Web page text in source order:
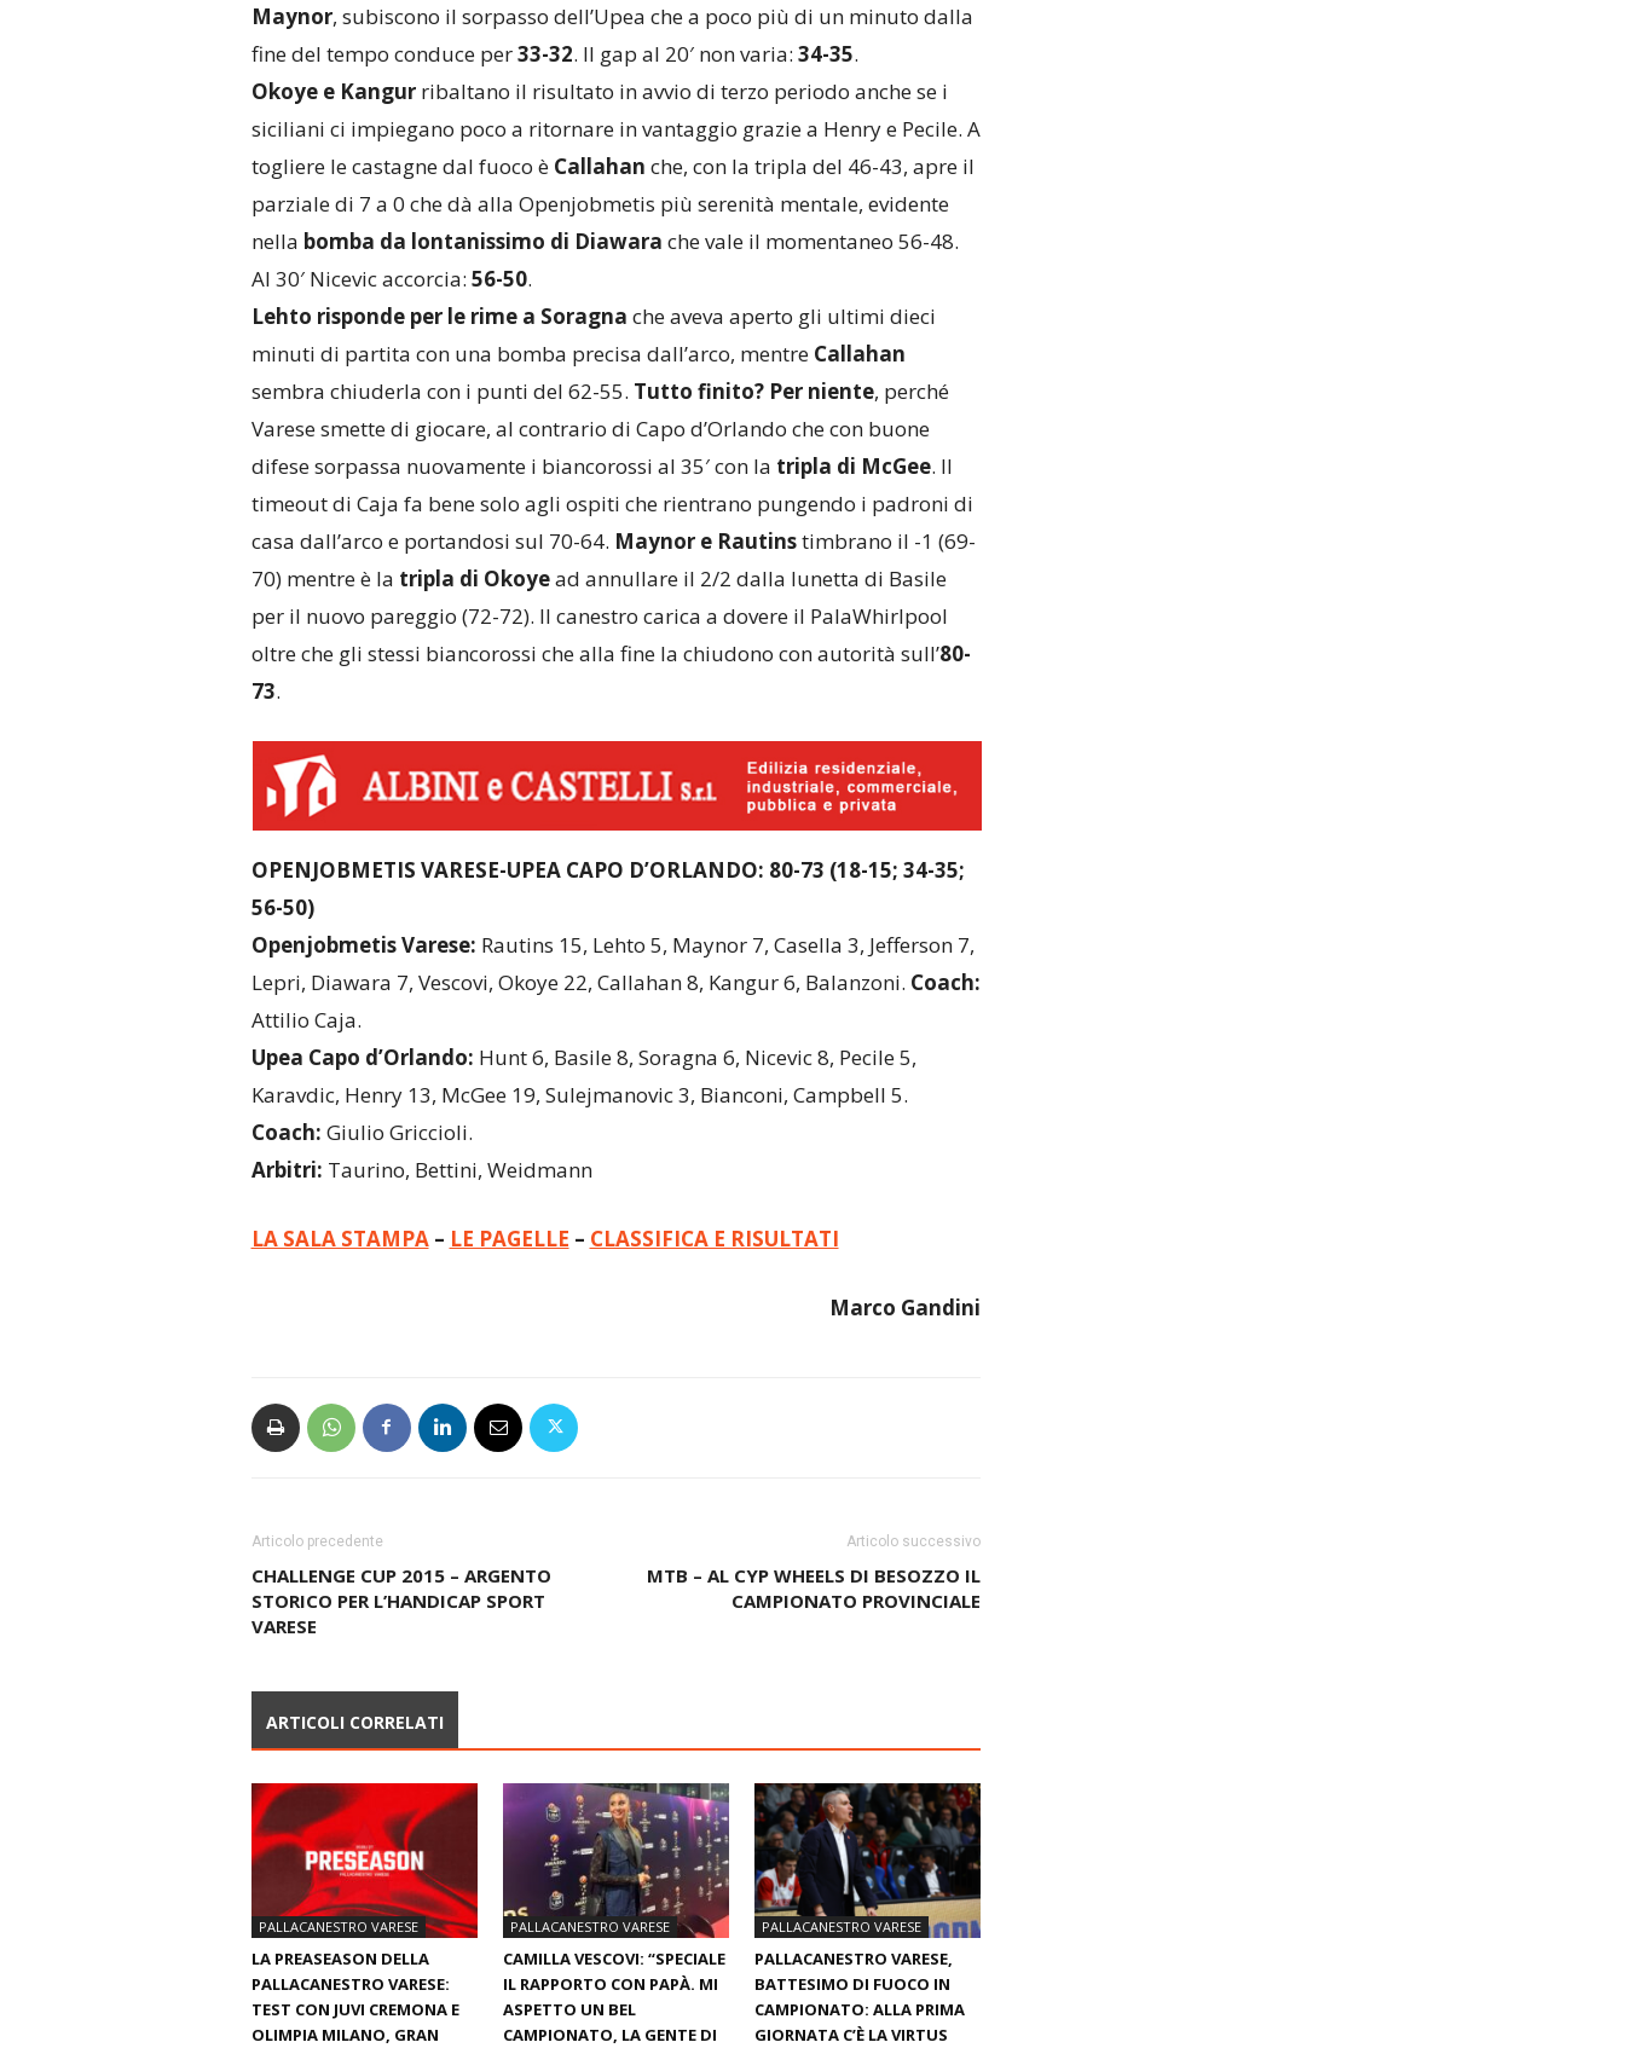
Maynor, subiscono il sorpasso dell’Upea che a poco più di un minuto dalla
fine del tempo conduce per33-32. Il gap al 20′ non varia: 34-35.
Okoye e Kangurribaltano il risultato in avvio di terzo periodo anche se i
siciliani ci impiegano poco a ritornare in vantaggio grazie a Henry e Pecile. A
togliere le castagne dal fuoco è Callahan che, con la tripla del 46-43, apre il
parziale di 7 a 0 che dà alla Openjobmetis più serenità mentale, evidente
nella bomba da lontanissimo di Diawara che vale il momentaneo 56-48.
Al 30′ Nicevic accorcia: 56-50.
Lehto risponde per le rime a Soragna che aveva aperto gli ultimi dieci
minuti di partita con una bomba precisa dall’arco, mentre Callahan
sembra chiuderla con i punti del 62-55. Tutto finito? Per niente, perché
Varese smette di giocare, al contrario di Capo d’Orlando che con buone
difese sorpassa nuovamente i biancorossi al 35′ con la tripla di McGee. Il
timeout di Caja fa bene solo agli ospiti che rientrano pungendo i padroni di
casa dall’arco e portandosi sul 70-64. Maynor e Rautinstimbrano il -1 (69-
70) mentre è la tripla di Okoyead annullare il 2/2 dalla lunetta di Basile
per il nuovo pareggio (72-72). Il canestro carica a dovere il PalaWhirlpool
oltre che gli stessi biancorossi che alla fine la chiudono con autorità sull’80-
73.
OPENJOBMETIS VARESE-UPEA CAPO D’ORLANDO: 80-73 (18-15; 34-35;
56-50)
Openjobmetis Varese: Rautins 15, Lehto 5, Maynor 7, Casella 3, Jefferson 7,
Lepri, Diawara 7, Vescovi, Okoye 22, Callahan 8, Kangur 6, Balanzoni. Coach:
Attilio Caja.
Upea Capo d’Orlando: Hunt 6, Basile 8, Soragna 6, Nicevic 8, Pecile 5,
Karavdic, Henry 13, McGee 19, Sulejmanovic 3, Bianconi, Campbell 5.
Coach: Giulio Griccioli.
Arbitri: Taurino, Bettini, Weidmann
LA SALA STAMPA– LE PAGELLE – CLASSIFICA E RISULTATI
Marco Gandini
Articolo precedente
CHALLENGE CUP 2015 – ARGENTO
STORICO PER L’HANDICAP SPORT
VARESE
Articolo successivo
MTB – AL CYP WHEELS DI BESOZZO IL
CAMPIONATO PROVINCIALE
ARTICOLI CORRELATI
PALLACANESTRO VARESE
LA PREASEASON DELLA
PALLACANESTRO VARESE:
TEST CON JUVI CREMONA E
OLIMPIA MILANO, GRAN
PALLACANESTRO VARESE
CAMILLA VESCOVI: “SPECIALE
IL RAPPORTO CON PAPÀ. MI
ASPETTO UN BEL
CAMPIONATO, LA GENTE DI
PALLACANESTRO VARESE
PALLACANESTRO VARESE,
BATTESIMO DI FUOCO IN
CAMPIONATO: ALLA PRIMA
GIORNATA C’È LA VIRTUS